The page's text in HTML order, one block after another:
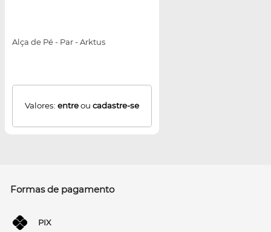
Alça de Pé - Par - Arktus
Valores: entreou cadastre-se
Formas de pagamento
PIX